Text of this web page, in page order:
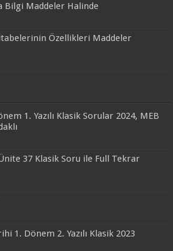
Bilgi Maddeler Halinde
Özellikleri Maddeler
1. Yazılı Klasik Sorular 2024, MEB
37 Klasik Soru ile Full Tekrar
1. Dönem 2. Yazılı Klasik 2023